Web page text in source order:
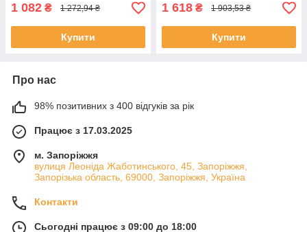
1 082 ₴ 1 272,94 ₴
Купити
1 618 ₴ 1 903,53 ₴
Купити
Про нас
98% позитивних з 400 відгуків за рік
Працює з 17.03.2025
м. Запоріжжя
вулиця Леоніда Жаботинського, 45, Запоріжжя,
Запорізька область, 69000, Запоріжжя, Україна
Контакти
Сьогодні працює з 09:00 до 18:00